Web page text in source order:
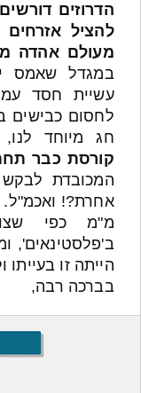
הדרוזים
להציל אזרחים
מעולם אהדה
במגדל שאמס
עשיית חסד
לחסום כבישים
חג מיוחד לנו,
קורסת כבר
המכובדת
אחרת?! ואכמ"ל.
מ"מ כפי
ב'פלסטינאים',
הייתה זו בעייתו
בברכה רבה,